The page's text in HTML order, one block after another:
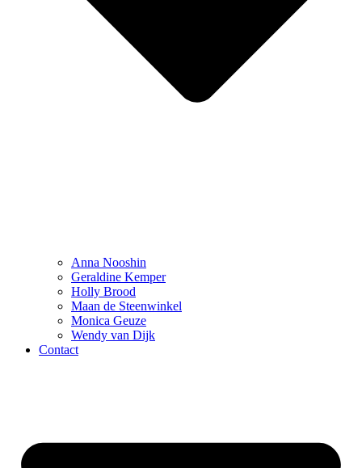
Anna Nooshin
Geraldine Kemper
Holly Brood
Maan de Steenwinkel
Monica Geuze
Wendy van Dijk
Contact